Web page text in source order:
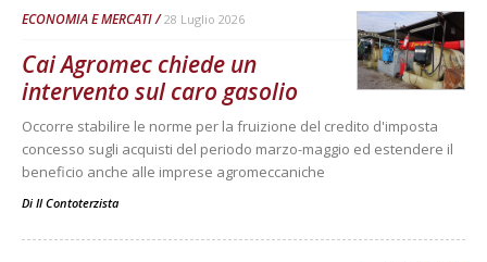
ECONOMIA E MERCATI 28 Luglio 2026
Cai Agromec chiede un
intervento sul caro gasolio
Occorre stabilire le norme per la fruizione del credito d'imposta
concesso sugli acquisti del periodo marzo-maggio ed estendere il
beneficio anche alle imprese agromeccaniche
Di Il Contoterzista